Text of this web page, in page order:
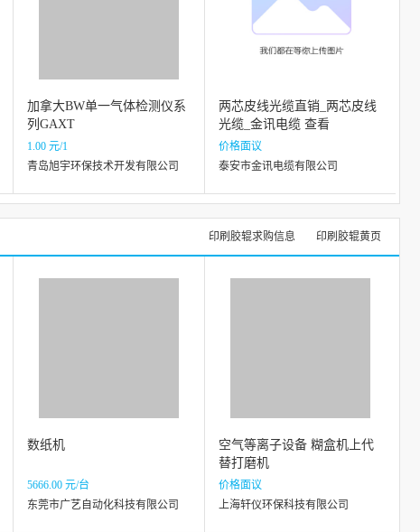
加拿大BW单一气体检测仪系
列GAXT
1.00 元/1
青岛旭宇环保技术开发有限公司
两芯皮线光缆直销_两芯皮线
光缆_金讯电缆 查看
价格面议
泰安市金讯电缆有限公司
印刷胶辊求购信息 印刷胶辊黄页
数纸机
5666.00 元/台
东莞市广艺自动化科技有限公司
空气等离子设备 糊盒机上代
替打磨机
价格面议
上海轩仪环保科技有限公司